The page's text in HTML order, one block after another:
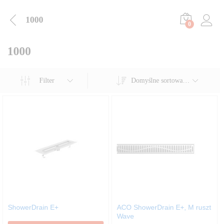
1000 0
1000
Filter Domyślne sortowanie
ShowerDrain E+
ACO ShowerDrain E+, M ruszt
Wave